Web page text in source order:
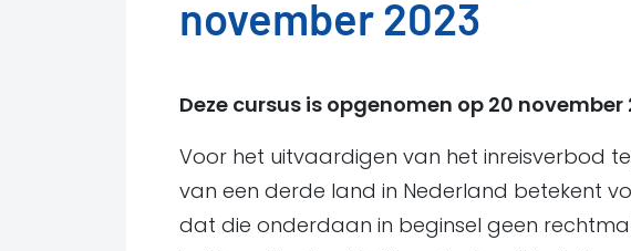
november 2023
Deze cursus is opgenomen op 20 november
Voor het uitvaardigen van het inreisverbod
van een derde land in Nederland betekent
dat die onderdaan in beginsel geen